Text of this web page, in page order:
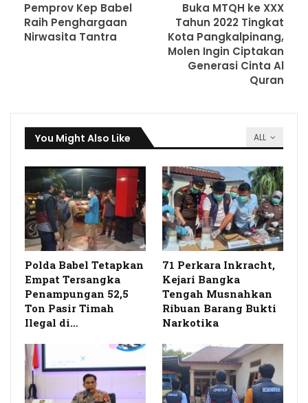
Pemprov Kep Babel
Raih Penghargaan
Nirwasita Tantra
Buka MTQH ke XXX
Tahun 2022 Tingkat
Kota Pangkalpinang,
Molen Ingin Ciptakan
Generasi Cinta Al
Quran
ALL
You Might Also Like
Polda Babel Tetapkan
Empat Tersangka
Penampungan 52,5
Ton Pasir Timah
Ilegal di…
71 Perkara Inkracht,
Kejari Bangka
Tengah Musnahkan
Ribuan Barang Bukti
Narkotika